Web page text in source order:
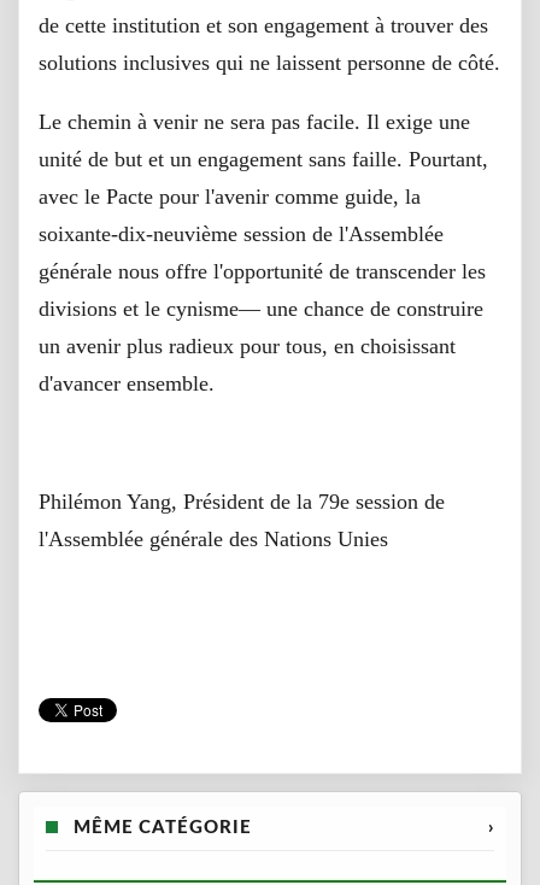
de cette institution et son engagement à trouver des
solutions inclusives qui ne laissent personne de côté.
Le chemin à venir ne sera pas facile. Il exige une
unité de but et un engagement sans faille. Pourtant,
avec le Pacte pour l'avenir comme guide, la
soixante-dix-neuvième session de l'Assemblée
générale nous offre l'opportunité de transcender les
divisions et le cynisme— une chance de construire
un avenir plus radieux pour tous, en choisissant
d'avancer ensemble.
Philémon Yang, Président de la 79e session de
l'Assemblée générale des Nations Unies
MÊME CATÉGORIE ›